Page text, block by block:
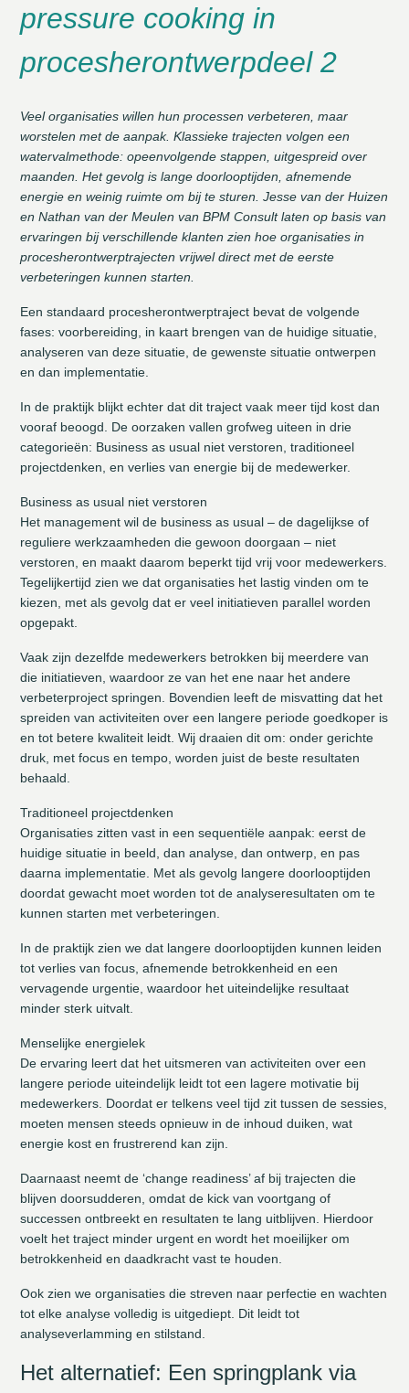
pressure cooking in
procesherontwerpdeel 2
Veel organisaties willen hun processen verbeteren, maar
worstelen met de aanpak. Klassieke trajecten volgen een
watervalmethode: opeenvolgende stappen, uitgespreid over
maanden. Het gevolg is lange doorlooptijden, afnemende
energie en weinig ruimte om bij te sturen. Jesse van der Huizen
en Nathan van der Meulen van BPM Consult laten op basis van
ervaringen bij verschillende klanten zien hoe organisaties in
procesherontwerptrajecten vrijwel direct met de eerste
verbeteringen kunnen starten.
Een standaard procesherontwerptraject bevat de volgende
fases: voorbereiding, in kaart brengen van de huidige situatie,
analyseren van deze situatie, de gewenste situatie ontwerpen
en dan implementatie.
In de praktijk blijkt echter dat dit traject vaak meer tijd kost dan
vooraf beoogd. De oorzaken vallen grofweg uiteen in drie
categorieën: Business as usual niet verstoren, traditioneel
projectdenken, en verlies van energie bij de medewerker.
Business as usual niet verstoren
Het management wil de business as usual – de dagelijkse of
reguliere werkzaamheden die gewoon doorgaan – niet
verstoren, en maakt daarom beperkt tijd vrij voor medewerkers.
Tegelijkertijd zien we dat organisaties het lastig vinden om te
kiezen, met als gevolg dat er veel initiatieven parallel worden
opgepakt.
Vaak zijn dezelfde medewerkers betrokken bij meerdere van
die initiatieven, waardoor ze van het ene naar het andere
verbeterproject springen. Bovendien leeft de misvatting dat het
spreiden van activiteiten over een langere periode goedkoper is
en tot betere kwaliteit leidt. Wij draaien dit om: onder gerichte
druk, met focus en tempo, worden juist de beste resultaten
behaald.
Traditioneel projectdenken
Organisaties zitten vast in een sequentiële aanpak: eerst de
huidige situatie in beeld, dan analyse, dan ontwerp, en pas
daarna implementatie. Met als gevolg langere doorlooptijden
doordat gewacht moet worden tot de analyseresultaten om te
kunnen starten met verbeteringen.
In de praktijk zien we dat langere doorlooptijden kunnen leiden
tot verlies van focus, afnemende betrokkenheid en een
vervagende urgentie, waardoor het uiteindelijke resultaat
minder sterk uitvalt.
Menselijke energielek
De ervaring leert dat het uitsmeren van activiteiten over een
langere periode uiteindelijk leidt tot een lagere motivatie bij
medewerkers. Doordat er telkens veel tijd zit tussen de sessies,
moeten mensen steeds opnieuw in de inhoud duiken, wat
energie kost en frustrerend kan zijn.
Daarnaast neemt de ‘change readiness’ af bij trajecten die
blijven doorsudderen, omdat de kick van voortgang of
successen ontbreekt en resultaten te lang uitblijven. Hierdoor
voelt het traject minder urgent en wordt het moeilijker om
betrokkenheid en daadkracht vast te houden.
Ook zien we organisaties die streven naar perfectie en wachten
tot elke analyse volledig is uitgediept. Dit leidt tot
analyseverlamming en stilstand.
Het alternatief: Een springplank via